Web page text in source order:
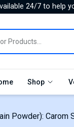
24/7 to help
Shop
Powder):